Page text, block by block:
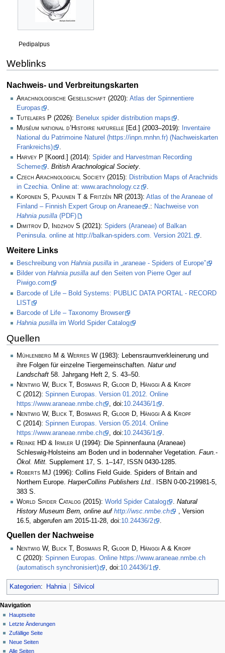
Pedipalpus
Weblinks
Nachweis- und Verbreitungskarten
Arachnologische Gesellschaft (2020): Atlas der Spinnentiere
Europas
Tutelaers P (2026): Benelux spider distribution maps
Muséum national d’Histoire naturelle [Ed.] (2003–2019):
Inventaire
National du Patrimoine Naturel (https://inpn.mnhn.fr) (Nachweiskarten
Frankreichs)
.
Harvey P [Koord.] (2014): Spider and Harvestman Recording
Scheme
. British Arachnological Society.
Czech Arachnological Society (2015): Distribution Maps of Arachnids
in Czechia. Online at: www.arachnology.cz
Koponen S, Pajunen T & Fritzén NR (2013): Atlas of the Araneae of
Finland – Finnish Expert Group on Araneae
.: Nachweise von
Hahnia pusilla (PDF)
Dimitrov D, Indzhov S (2021): Spiders (Araneae) of Balkan
Peninsula. online at http://balkan-spiders.com. Version 2021.
.
Weitere Links
Beschreibung von Hahnia pusilla in „araneae - Spiders of Europe”
Bilder von Hahnia pusilla auf den Seiten von Pierre Oger auf
Piwigo.com
Barcode of Life – Bold Systems: PUBLIC DATA PORTAL - RECORD
LIST
Barcode of Life – Taxonomy Browser
Hahnia pusilla im World Spider Catalog
Quellen
Mühlenberg M & Werres W (1983): Lebensraumverkleinerung und
ihre Folgen für einzelne Tiergemeinschaften. Natur und
Landschaft 58. Jahrgang Heft 2, S. 43–50.
Nentwig W, Blick T, Bosmans R, Gloor D, Hänggi A & Kropf
C (2012): Spinnen Europas. Version 01.2012. Online
https://www.araneae.nmbe.ch
, doi:10.24436/1
.
Nentwig W, Blick T, Bosmans R, Gloor D, Hänggi A & Kropf
C (2014): Spinnen Europas. Version 05.2014. Online
https://www.araneae.nmbe.ch
, doi:10.24436/1
.
Reinke HD & Irmler U (1994): Die Spinnenfauna (Araneae)
Schleswig-Holsteins am Boden und in bodennaher Vegetation. Faun.-
Ökol. Mitt. Supplement 17, S. 1–147, ISSN 0430-1285.
Roberts MJ (1996): Collins Field Guide. Spiders of Britain and
Northern Europe. HarperCollins Publishers Ltd.
. ISBN 0-00-219981-5,
383 S.
World Spider Catalog (2015): World Spider Catalog . Natural
History Museum Bern, online auf http://wsc.nmbe.ch
, Version
16.5, abgerufen am 2015-11-28, doi:10.24436/2 .
Quellen der Nachweise
Nentwig W, Blick T, Bosmans R, Gloor D, Hänggi A & Kropf
C (2020): Spinnen Europas. Online https://www.araneae.nmbe.ch
(automatisch synchronisiert)
, doi:10.24436/1 .
Kategorien: Hahnia Silvicol
Navigation
Hauptseite
Letzte Änderungen
Zufällige Seite
Neue Seiten
Alle Seiten